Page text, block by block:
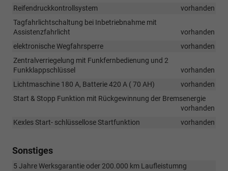
Reifendruckkontrollsystem
vorhanden
Tagfahrlichtschaltung bei Inbetriebnahme mit
Assistenzfahrlicht
vorhanden
elektronische Wegfahrsperre
vorhanden
Zentralverriegelung mit Funkfernbedienung und 2
Funkklappschlüssel
vorhanden
Lichtmaschine 180 A, Batterie 420 A ( 70 AH)
vorhanden
Start & Stopp Funktion mit Rückgewinnung der Bremsenergie
vorhanden
Kexles Start- schlüssellose Startfunktion
vorhanden
Sonstiges
5 Jahre Werksgarantie oder 200.000 km Laufleistumng